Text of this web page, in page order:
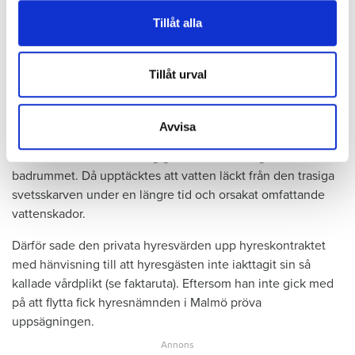
vidarebefordrar även sådana identifierare och annan
annons- och analysföretag som vi samarbetar med.
Dessa kan i sin tur kombinera informationen med annan
information som du har tillhandahållit eller som de har
samlat in när du har använt deras tjänster.
Tillåt alla
Tillåt urval
Avvisa
i hyresnämnden och i hovrätten.
Skada upptäcktes av hantverkare
Det var när hyresvärdens hantverkare skulle byta ett
duschmunstycke under hösten förra året som en spricka i
badrummet. Då upptäcktes att vatten läckt från den trasiga
svetsskarven under en längre tid och orsakat omfattande
vattenskador.
Därför sade den privata hyresvärden upp hyreskontraktet
med hänvisning till att hyresgästen inte iakttagit sin så
kallade vårdplikt (se faktaruta). Eftersom han inte gick med
på att flytta fick hyresnämnden i Malmö pröva
uppsägningen.